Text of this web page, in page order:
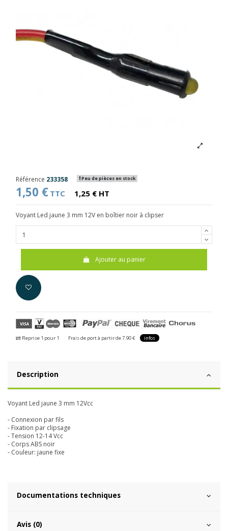
Référence 233358 Peu de pièces en stock
1,50 € TTC 1,25 € HT
Voyant Led jaune 3 mm 12V en boîtier noir à clipser
Ajouter au panier
Reprise 1 pour 1 Frais de port à partir de 7.90 € infos
Description
Voyant Led jaune 3 mm 12Vcc
- Connexion par fils
- Fixation par clipsage
- Tension 12-14 Vcc
- Corps ABS noir
- Couleur: jaune fixe
Documentations techniques
Avis (0)